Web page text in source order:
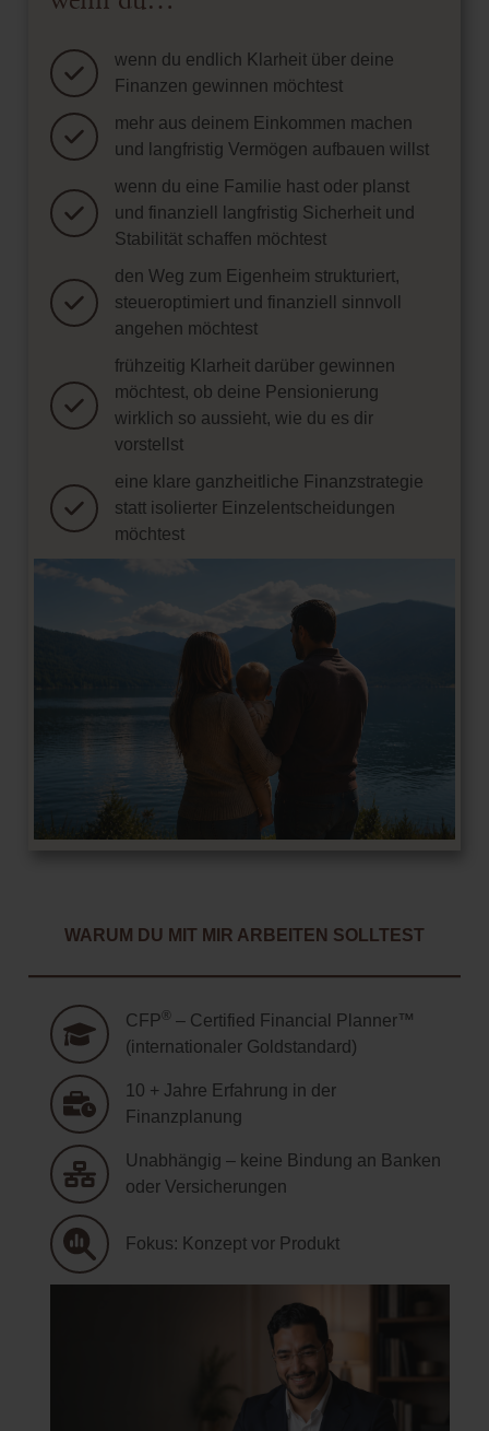
wenn du endlich Klarheit über deine
Finanzen gewinnen möchtest
mehr aus deinem Einkommen machen
und langfristig Vermögen aufbauen willst
wenn du eine Familie hast oder planst
und finanziell langfristig Sicherheit und
Stabilität schaffen möchtest
den Weg zum Eigenheim strukturiert,
steueroptimiert und finanziell sinnvoll
angehen möchtest
frühzeitig Klarheit darüber gewinnen
möchtest, ob deine Pensionierung
wirklich so aussieht, wie du es dir
vorstellst
eine klare ganzheitliche Finanzstrategie
statt isolierter Einzelentscheidungen
möchtest
WARUM DU MIT MIR ARBEITEN SOLLTEST
CFP ® – Certified Financial Planner™
(internationaler Goldstandard)
10 + Jahre Erfahrung in der
Finanzplanung
Unabhängig – keine Bindung an Banken
oder Versicherungen
Fokus: Konzept vor Produkt